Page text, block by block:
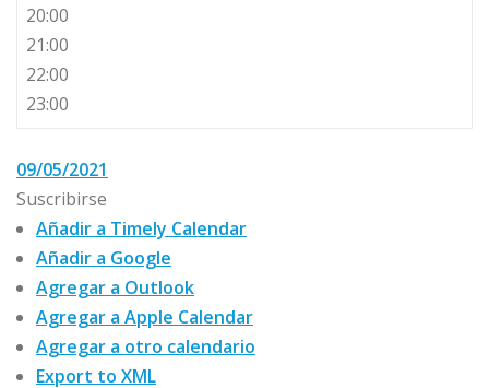
20:00
21:00
22:00
23:00
09/05/2021
Suscribirse
Añadir a Timely Calendar
Añadir a Google
Agregar a Outlook
Agregar a Apple Calendar
Agregar a otro calendario
Export to XML